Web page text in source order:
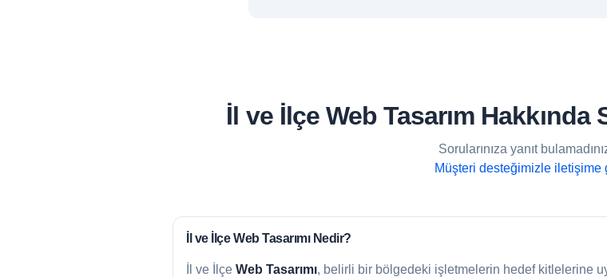
İl ve İlçe Web Tasarım Hakkında
Sorularınıza yanıt
Müşteri desteğimizle iletişime
İl ve İlçeWeb Tasarımı Nedir?
İl ve İlçeWeb Tasarımı, belirli bir bölgedeki işletmelerin hedef kitlelerine